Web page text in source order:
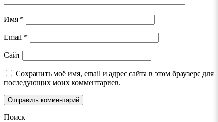
Имя *
Email *
Сайт
Сохранить моё имя, email и адрес сайта в этом браузере для
последующих моих комментариев.
Поиск